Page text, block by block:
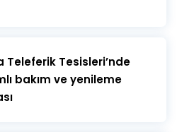
Teleferik Tesisleri’nde
bakım ve yenileme